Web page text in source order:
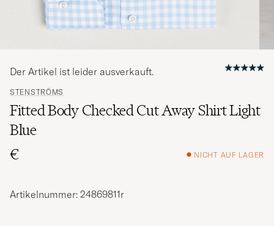
STENSTRÖMS
Fitted Body Checked Cut Away Shirt Light
Blue
€
NICHT AUF LAGER
Der Artikel ist leider ausverkauft.
Artikelnummer: 24869811r